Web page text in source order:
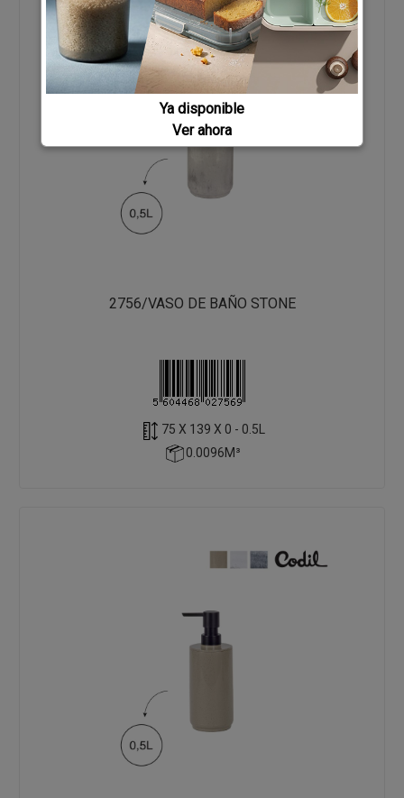
2756/VASO DE BAÑO STONE
75 X 139 X 0 - 0.5L
0.0096M³
Ya disponible
Ver ahora